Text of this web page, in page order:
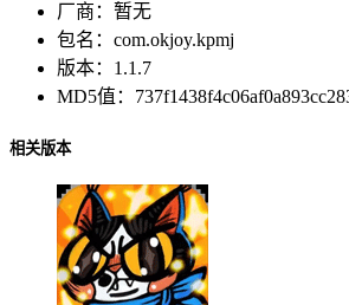
厂商： 暂无
包名： com.okjoy.kpmj
版本： 1.1.7
MD5值：
相关版本